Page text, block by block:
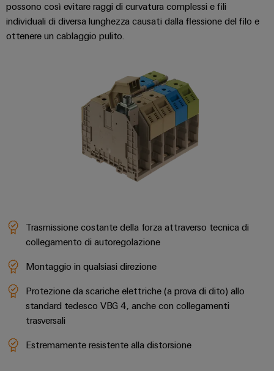
possono così evitare raggi di curvatura complessi e fili
individuali di diversa lunghezza causati dalla flessione del filo e
ottenere un cablaggio pulito.
Trasmissione costante della forza attraverso tecnica di
collegamento di autoregolazione
Montaggio in qualsiasi direzione
Protezione da scariche elettriche (a prova di dito) allo
standard tedesco VBG 4, anche con collegamenti
trasversali
Estremamente resistente alla distorsione